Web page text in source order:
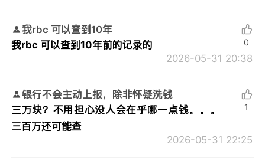
我rbc 可以查到10年
我rbc 可以查到10年前的记录的
2026-05-31 20:38
0
银行不会主动上报，除非怀疑洗钱
三万块？不用担心没人会在乎哪一点钱。。。
三百万还可能查
2026-05-31 22:25
1